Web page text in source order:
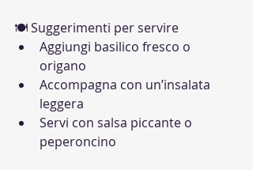
🍽 Suggerimenti per servire
Aggiungi basilico fresco o
origano
Accompagna con un’insalata
leggera
Servi con salsa piccante o
peperoncino